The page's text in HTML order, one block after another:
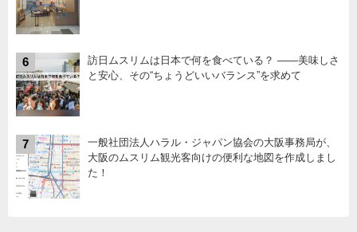
6
訪日ムスリムは日本で何を食べている？ ――美味しさ
と安心、その“ちょうどいいバランス”を求めて
7
一般社団法人ハラル・ジャパン協会の大阪事務局が、
大阪のムスリム観光客向けの便利な地図を作成しまし
た！